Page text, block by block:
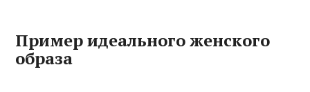
Пример идеального женского
образа